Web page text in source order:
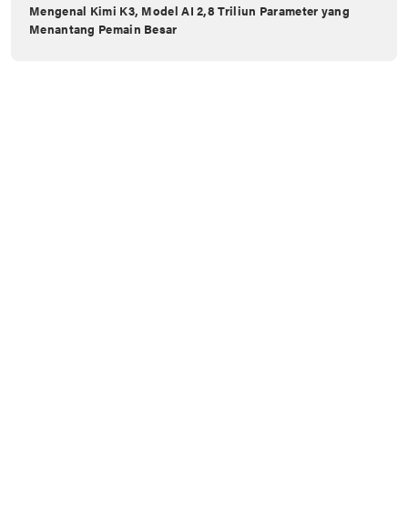
Mengenal Kimi K3, Model AI 2,8 Triliun Parameter yang
Menantang Pemain Besar